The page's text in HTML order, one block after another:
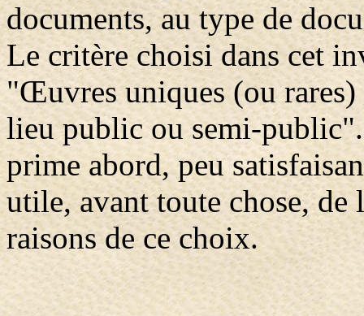
documents, au type de
Le critère choisi dans cet
"Œuvres uniques (ou rares)
lieu public ou semi-
prime abord, peu
utile, avant toute chose,
raisons de ce choix.